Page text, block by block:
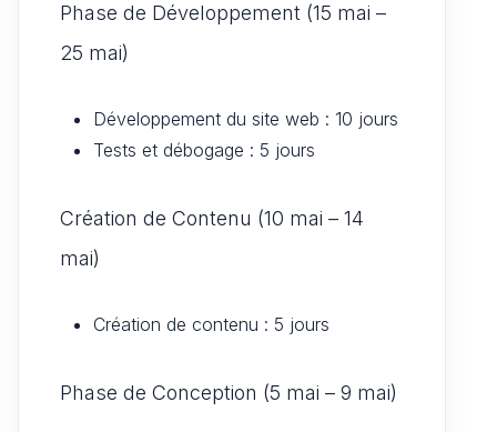
Phase de Développement (15 mai –
25 mai)
Développement du site web : 10 jours
Tests et débogage : 5 jours
Création de Contenu (10 mai – 14
mai)
Création de contenu : 5 jours
Phase de Conception (5 mai – 9 mai)